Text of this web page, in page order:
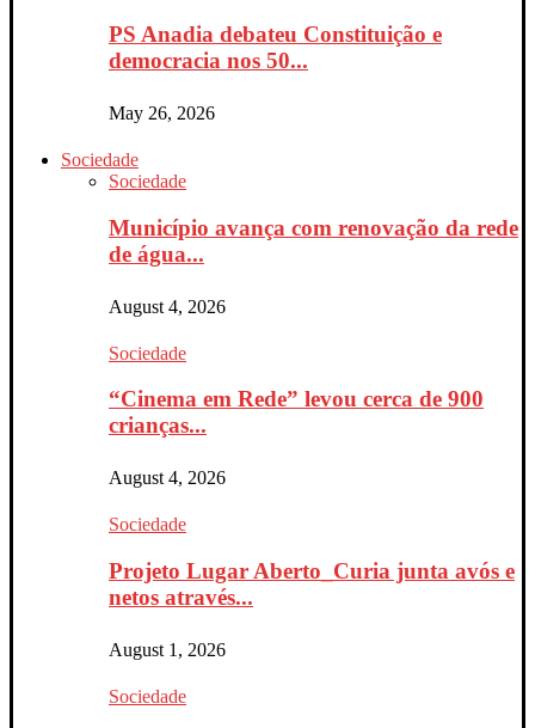
PS Anadia debateu Constituição e
democracia nos 50...
May 26, 2026
Sociedade
Sociedade
Município avança com renovação da rede
de água...
August 4, 2026
Sociedade
“Cinema em Rede” levou cerca de 900
crianças...
August 4, 2026
Sociedade
Projeto Lugar Aberto_Curia junta avós e
netos através...
August 1, 2026
Sociedade